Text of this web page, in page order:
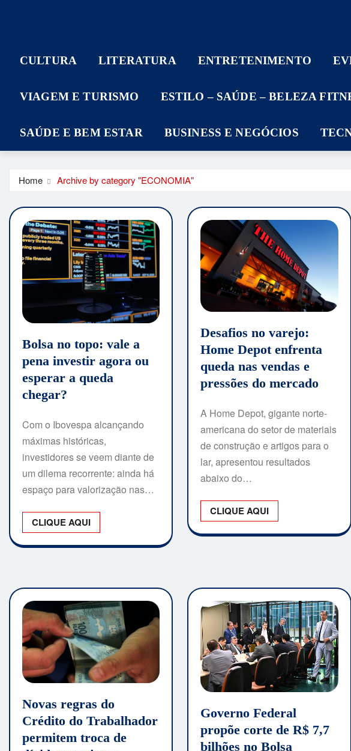
CULTURA LITERATURA ENTRETENIMENTO
VIAGEM E TURISMO ESTILO – SAÚDE – BELEZA
SAÚDE E BEM ESTAR BUSINESS E NEGÓCIOS
Home Archive by category "ECONOMIA"
Bolsa no topo: vale a
pena investir agora ou
esperar a queda
chegar?
Com o Ibovespa alcançando
máximas históricas,
investidores se veem diante de
um dilema recorrente: ainda há
espaço para valorização nas…
CLIQUE AQUI
Desafios no varejo:
Home Depot enfrenta
queda nas vendas e
pressões do mercado
A Home Depot, gigante norte-
americana do setor de materiais
de construção e artigos para o
lar, apresentou resultados
abaixo do…
CLIQUE AQUI
Novas regras do
Crédito do Trabalhador
permitem troca de
Governo Federal
propõe corte de R$ 7,7
bilhões no Bolsa